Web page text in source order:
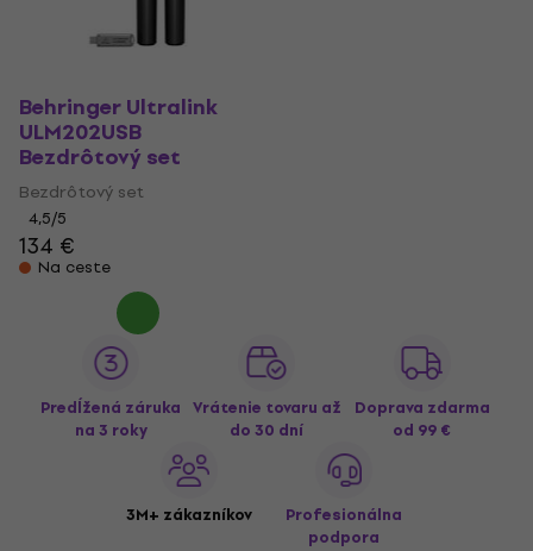
Behringer Ultralink
ULM202USB
Bezdrôtový set
Bezdrôtový set
4,5/5
134 €
Na ceste
Predĺžená záruka
na 3 roky
Vrátenie tovaru až
do 30 dní
Doprava zdarma
od 99 €
3M+ zákazníkov
Profesionálna
podpora